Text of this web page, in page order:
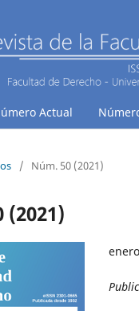
Actual
/ Núm. 50 (2021)
(2021)